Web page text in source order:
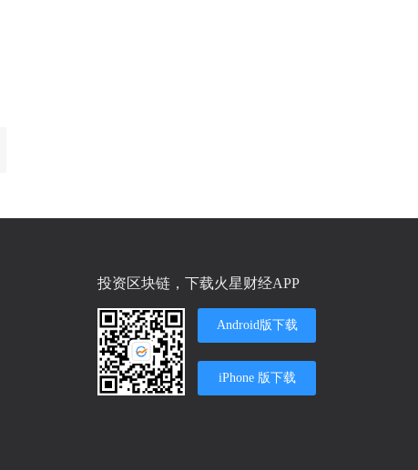
投资区块链，下载火星财经APP
Android版下载
iPhone 版下载